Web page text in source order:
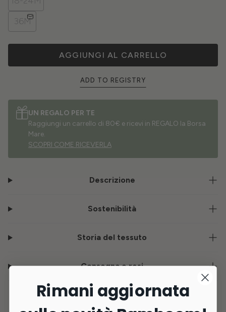
36M
AGGIUNGI AL CARRELLO
ADD TO REGISTRY
UN REGALO PER TE
Raggiungi un carrello di 80€ e ricevi in REGALO la Borsa
Mare.
SCOPRI COME RICEVERLA
Descrizione
Sostenibilità
Storia del tessuto
Consegna e resi
Rimani aggiornata